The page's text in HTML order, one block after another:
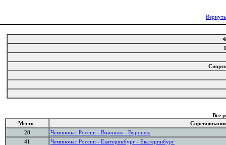
Все
Место
28
Чемпионат России - Воронеж - Воронеж
41
Чемпионат России - Екатеринбург - Екатеринбург